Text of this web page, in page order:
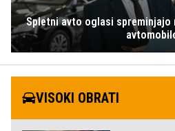
Spletni avto oglasi spreminjajo
VISOKI OBRATI